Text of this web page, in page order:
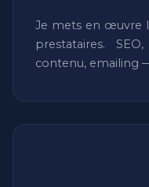
Je mets en œuvre
prestataires.
contenu, emailing